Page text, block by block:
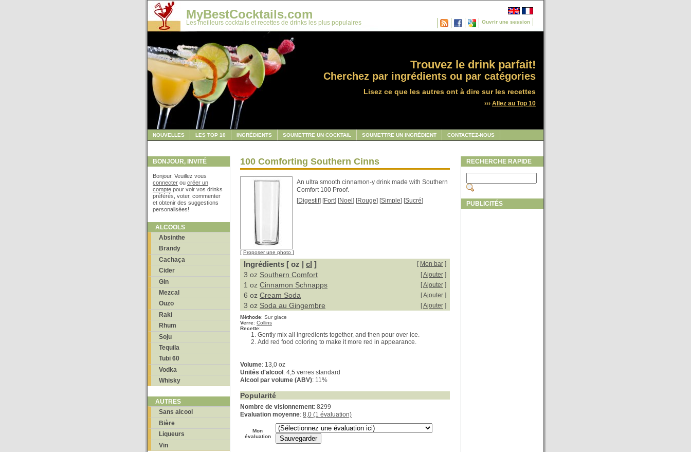
Ouvrir une session
MyBestCocktails.com
Les meilleurs cocktails et recettes de drinks les plus populaires
Trouvez le drink parfait!
Cherchez par ingrédients ou par catégories
Lisez ce que les autres ont à dire sur les recettes
››› Allez au Top 10
NOUVELLES LES TOP 10 INGRÉDIENTS SOUMETTRE UN COCKTAIL SOUMETTRE UN INGRÉDIENT CONTACTEZ-NOUS
BONJOUR, INVITÉ
Bonjour. Veuillez vous
connecter ou créer un
compte pour voir vos drinks
préférés, voter, commenter
et obtenir des suggestions
personalisées!
ALCOOLS
Absinthe
Brandy
Cachaça
Cider
Gin
Mezcal
Ouzo
Raki
Rhum
Soju
Tequila
Tubi 60
Vodka
Whisky
AUTRES
Sans alcool
Bière
Liqueurs
Vin
100 Comforting Southern Cinns
[ Proposer une photo ]
An ultra smooth cinnamon-y drink made with Southern
Comfort 100 Proof.
[Digestif] [Fort] [Noel ] [Rouge] [Simple] [Sucré]
Ingrédients [ oz | cl ] [ Mon bar ]
3 oz Southern Comfort [Ajouter ]
1 oz Cinnamon Schnapps [Ajouter ]
6 oz Cream Soda [Ajouter ]
3 oz Soda au Gingembre [Ajouter ]
Méthode: Sur glace
Verre: Collins
Recette:
Gently mix all ingredients together, and then pour over ice.
Add red food coloring to make it more red in appearance.
Volume: 13,0 oz
Unités d'alcool : 4,5 verres standard
Alcool par volume (ABV): 11%
Popularité
Nombre de visionnement: 8299
Evaluation moyenne: 8,0 (1 évaluation)
Mon
évaluation
RECHERCHE RAPIDE
PUBLICITÉS